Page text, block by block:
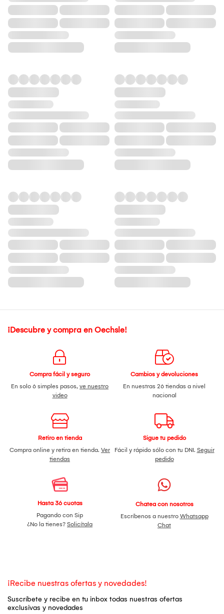
¡Descubre y compra en Oechsle!
Compra fácil y seguro
En solo 6 simples pasos, ve nuestro
video
Cambios y devoluciones
En nuestras 26 tiendas a nivel
nacional
Retiro en tienda
Compra online y retira en tienda. Ver
tiendas
Sigue tu pedido
Fácil y rápido sólo con tu DNI. Seguir
pedido
Hasta 36 cuotas
Pagando con Sip
¿No la tienes? Solicítala
Chatea con nosotros
Escríbenos a nuestro Whatsapp
Chat
¡Recibe nuestras ofertas y novedades!
Suscríbete y recibe en tu inbox todas nuestras ofertas
exclusivas y novedades